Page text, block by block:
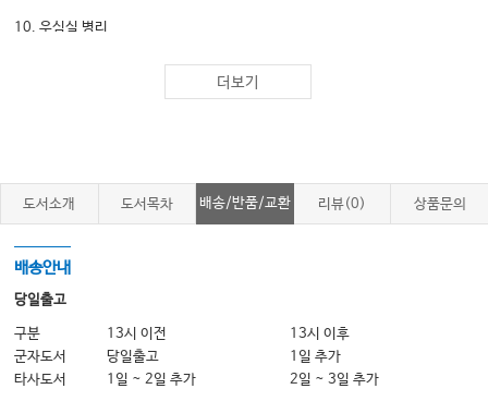
10. 우심실 병리
13. 승모판
15. 감염성 심내막염
16. 인공판막
D. 심장의 안과 밖
더보기
도서소개 도서목차 배송/반품/교환 리뷰(0) 상품문의
배송안내
당일출고
구분 13시 이전
13시 이후
군자도서
당일출고
1일 추가
타사도서
1일 ~ 2일 추가 2일 ~ 3일 추가